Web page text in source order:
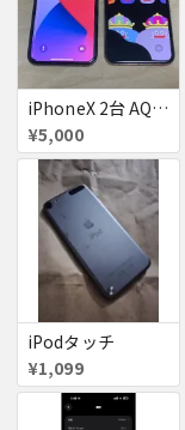
iPhoneX 2台 AQUOSsense5g ジャンク品
¥5,000
iPodタッチ
¥1,099